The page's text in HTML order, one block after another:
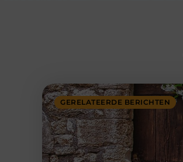
GERELATEERDE BERICHTEN